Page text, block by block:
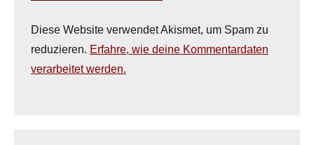
Diese Website verwendet Akismet, um Spam zu
reduzieren. Erfahre, wie deine Kommentardaten
verarbeitet werden.